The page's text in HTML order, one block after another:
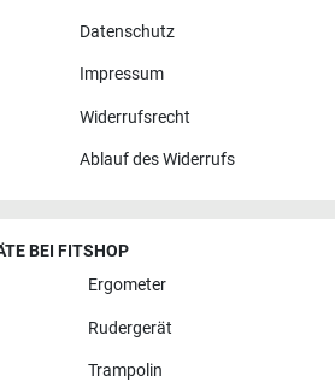
Datenschutz
Impressum
Widerrufsrecht
Ablauf des Widerrufs
BEI FITSHOP
Ergometer
Rudergerät
Trampolin